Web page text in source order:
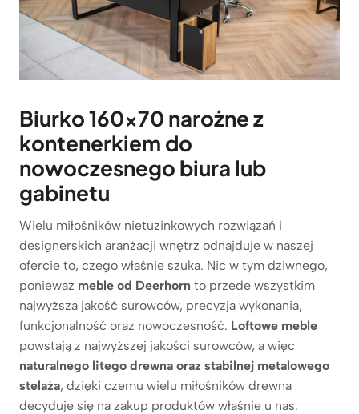
Biurko 160×70 narożne z
kontenerkiem do
nowoczesnego biura lub
gabinetu
Wielu miłośników nietuzinkowych rozwiązań i
designerskich aranżacji wnętrz odnajduje w naszej
ofercie to, czego właśnie szuka. Nic w tym dziwnego,
ponieważ meble od Deerhorn to przede wszystkim
najwyższa jakość surowców, precyzja wykonania,
funkcjonalność oraz nowoczesność. Loftowe meble
powstają z najwyższej jakości surowców, a więc
naturalnego litego drewna oraz stabilnej metalowego
stelaża, dzięki czemu wielu miłośników drewna
decyduje się na zakup produktów właśnie u nas.